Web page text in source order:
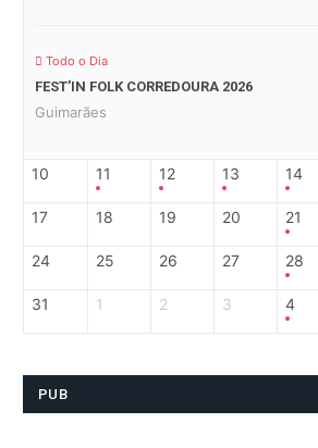
Todo o Dia
FEST’IN FOLK CORREDOURA 2026
Guimarães
10 11 12 13 14
17 18 19 20 21
24 25 26 27 28
31 1 2 3 4
PUB